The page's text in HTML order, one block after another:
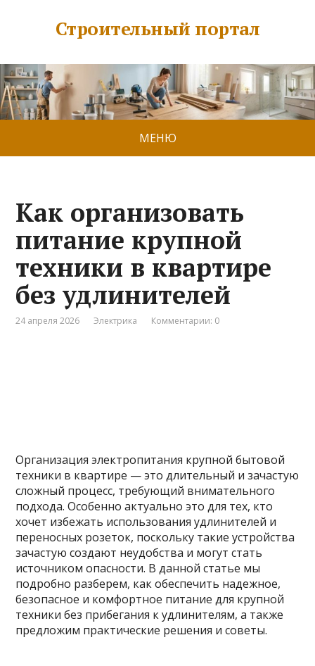
Строительный портал
МЕНЮ
Как организовать
питание крупной
техники в квартире
без удлинителей
24 апреля 2026 Электрика Комментарии: 0
Организация электропитания крупной бытовой
техники в квартире — это длительный и зачастую
сложный процесс, требующий внимательного
подхода. Особенно актуально это для тех, кто
хочет избежать использования удлинителей и
переносных розеток, поскольку такие устройства
зачастую создают неудобства и могут стать
источником опасности. В данной статье мы
подробно разберем, как обеспечить надежное,
безопасное и комфортное питание для крупной
техники без прибегания к удлинителям, а также
предложим практические решения и советы.